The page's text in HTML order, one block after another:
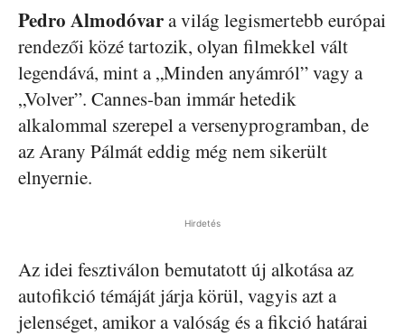
Pedro Almodóvara világ legismertebb európai
rendezői közé tartozik, olyan filmekkel vált
legendává, mint a „Minden anyámról” vagy a
„Volver”. Cannes-ban immár hetedik
alkalommal szerepel a versenyprogramban, de
az Arany Pálmát eddig még nem sikerült
elnyernie.
Hirdetés
Az idei fesztiválon bemutatott új alkotása az
autofikció témáját járja körül, vagyis azt a
jelenséget, amikor a valóság és a fikció határai